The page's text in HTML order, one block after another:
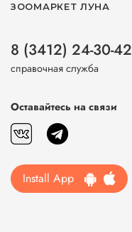
ЗООМАРКЕТ ЛУНА
8 (3412) 24-30-42
справочная служба
Оставайтесь на связи
Install App